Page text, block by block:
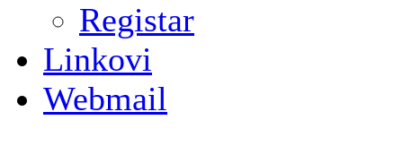
Registar
Linkovi
Webmail